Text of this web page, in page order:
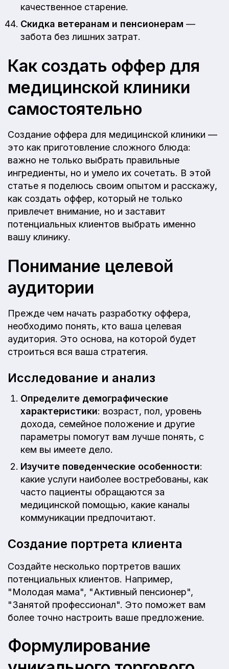
качественное старение.
Скидка ветеранам и пенсионерам —
забота без лишних затрат.
Как создать оффер для
медицинской клиники
самостоятельно
Создание оффера для медицинской клиники —
это как приготовление сложного блюда:
важно не только выбрать правильные
ингредиенты, но и умело их сочетать. В этой
статье я поделюсь своим опытом и расскажу,
как создать оффер, который не только
привлечет внимание, но и заставит
потенциальных клиентов выбрать именно
вашу клинику.
Понимание целевой
аудитории
Прежде чем начать разработку оффера,
необходимо понять, кто ваша целевая
аудитория. Это основа, на которой будет
строиться вся ваша стратегия.
Исследование и анализ
Определите демографические
характеристики: возраст, пол, уровень
дохода, семейное положение и другие
параметры помогут вам лучше понять, с
кем вы имеете дело.
Изучите поведенческие особенности:
какие услуги наиболее востребованы, как
часто пациенты обращаются за
медицинской помощью, какие каналы
коммуникации предпочитают.
Создание портрета клиента
Создайте несколько портретов ваших
потенциальных клиентов. Например,
"Молодая мама", "Активный пенсионер",
"Занятой профессионал". Это поможет вам
более точно настроить ваше предложение.
Формулирование